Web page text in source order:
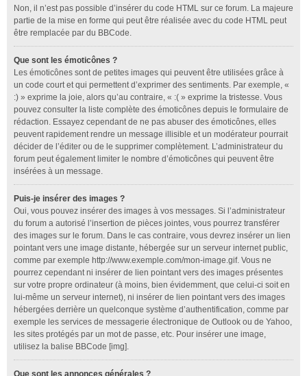
Non, il n’est pas possible d’insérer du code HTML sur ce forum. La majeure
partie de la mise en forme qui peut être réalisée avec du code HTML peut
être remplacée par du BBCode.
Que sont les émoticônes ?
Les émoticônes sont de petites images qui peuvent être utilisées grâce à
un code court et qui permettent d’exprimer des sentiments. Par exemple, «
:) » exprime la joie, alors qu’au contraire, « :( » exprime la tristesse. Vous
pouvez consulter la liste complète des émoticônes depuis le formulaire de
rédaction. Essayez cependant de ne pas abuser des émoticônes, elles
peuvent rapidement rendre un message illisible et un modérateur pourrait
décider de l’éditer ou de le supprimer complètement. L’administrateur du
forum peut également limiter le nombre d’émoticônes qui peuvent être
insérées à un message.
Puis-je insérer des images ?
Oui, vous pouvez insérer des images à vos messages. Si l’administrateur
du forum a autorisé l’insertion de pièces jointes, vous pourrez transférer
des images sur le forum. Dans le cas contraire, vous devrez insérer un lien
pointant vers une image distante, hébergée sur un serveur internet public,
comme par exemple http://www.exemple.com/mon-image.gif. Vous ne
pourrez cependant ni insérer de lien pointant vers des images présentes
sur votre propre ordinateur (à moins, bien évidemment, que celui-ci soit en
lui-même un serveur internet), ni insérer de lien pointant vers des images
hébergées derrière un quelconque système d’authentification, comme par
exemple les services de messagerie électronique de Outlook ou de Yahoo,
les sites protégés par un mot de passe, etc. Pour insérer une image,
utilisez la balise BBCode [img].
Que sont les annonces générales ?